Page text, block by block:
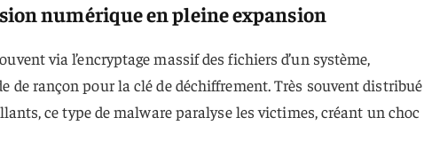
numérique en pleine expansion
via l’encryptage massif des fichiers d’un système,
de rançon pour la clé de déchiffrement. Très souvent distribué
ce type de malware paralyse les victimes, créant un choc